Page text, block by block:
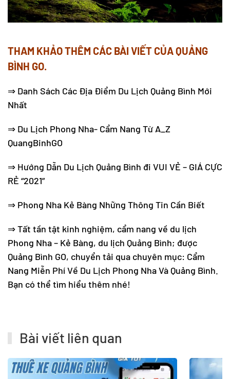
THAM KHẢO THÊM CÁC BÀI VIẾT CỦA QUẢNG
BÌNH GO.
⇒ Danh Sách Các Địa Điểm Du Lịch Quảng Bình Mới
Nhất
⇒ Du Lịch Phong Nha- Cẩm Nang Từ A_Z
QuangBinhGO
⇒ Hướng Dẫn Du Lịch Quảng Bình đi VUI VẺ – GIÁ CỰC
RẺ “2021”
⇒ Phong Nha Kẻ Bàng Những Thông Tin Cần Biết
⇒ Tất tần tật kinh nghiệm, cẩm nang về du lịch
Phong Nha– Kẻ Bàng, du lịch Quảng Bình; được
Quảng Bình GO, chuyển tải qua chuyên mục: Cẩm
Nang Miễn Phí Về Du Lịch Phong Nha Và Quảng Bình.
Bạn có thể tìm hiểu thêm nhé!
Bài viết liên quan